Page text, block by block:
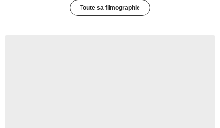
Toute sa filmographie